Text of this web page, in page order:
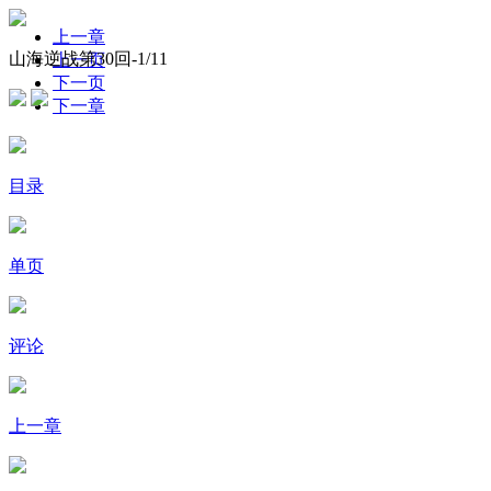
山海逆战第30回-1/11
上一章
上一页
下一页
下一章
目录
单页
评论
上一章